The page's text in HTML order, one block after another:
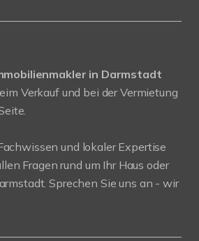
in Darmstadt
Verkauf und bei der Vermietung
und lokaler Expertise
Fragen rund um Ihr Haus oder
Sprechen Sie uns an - wir